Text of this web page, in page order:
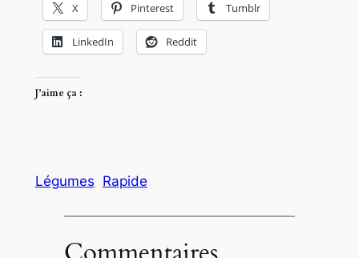
X Pinterest Tumblr
LinkedIn Reddit
J’aime ça :
Légumes Rapide